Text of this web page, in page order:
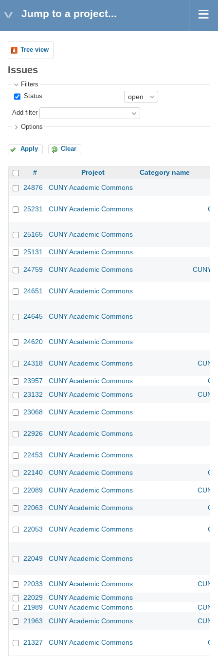
Jump to a project...
Tree view
Issues
Filters
Status
Add filter
Options
Apply Clear
# Project
Category name
24876
CUNY Academic Commons
25231 CUNY Academic Commons
25165 CUNY Academic Commons
25131 CUNY Academic Commons
24759 CUNY Academic Commons CUNY
24651 CUNY Academic Commons
24645 CUNY Academic Commons
24620 CUNY Academic Commons
24318 CUNY Academic Commons
23957 CUNY Academic Commons
23132
CUNY Academic Commons
23068 CUNY Academic Commons
22926 CUNY Academic Commons
22453 CUNY Academic Commons
22140 CUNY Academic Commons
22089 CUNY Academic Commons
22063 CUNY Academic Commons
22053 CUNY Academic Commons
22049 CUNY Academic Commons
22033 CUNY Academic Commons
22029
CUNY Academic Commons
21989
CUNY Academic Commons
21963
CUNY Academic Commons
21327 CUNY Academic Commons